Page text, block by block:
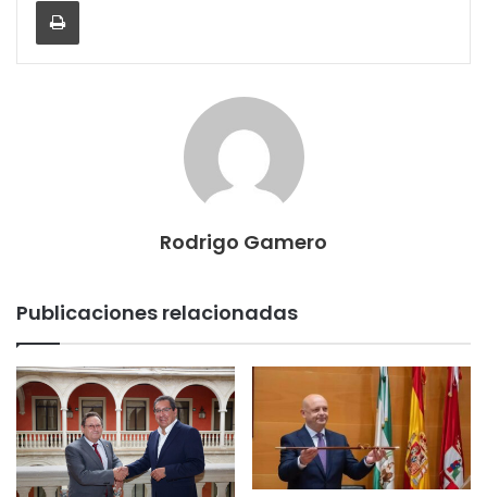
Rodrigo Gamero
Publicaciones relacionadas